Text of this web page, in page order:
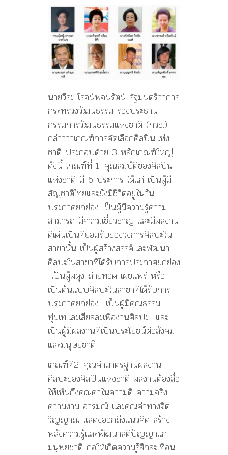
นายวีระ โรจน์พจนรัตน์ รัฐมนตรีว่าการ
กระทรวงวัฒนธรรม รองประธาน
กรรมการวัฒนธรรมแห่งชาติ (กวช.)
กล่าวว่าเกณฑ์การคัดเลือกศิลปินแห่ง
ชาติ ประกอบด้วย 3 หลักเกณฑ์ใหญ่
ดังนี้ เกณฑ์ที่ 1. คุณสมบัติของศิลปิน
แห่งชาติ มี 6 ประการ ได้แก่ เป็นผู้มี
สัญชาติไทยและยังมีชีวิตอยู่ในวัน
ประกาศยกย่อง เป็นผู้มีความรู้ความ
สามารถ มีความเชี่ยวชาญ และมีผลงาน
ดีเด่นเป็นที่ยอมรับของวงการศิลปะใน
สาขานั้น เป็นผู้สร้างสรรค์และพัฒนา
ศิลปะในสาขาที่ได้รับการประกาศยกย่อง
เป็นผู้ผดุง ถ่ายทอด เผยแพร่ หรือ
เป็นต้นแบบศิลปะในสาขาที่ได้รับการ
ประกาศยกย่อง เป็นผู้มีคุณธรรม
ทุ่มเทและเสียสละเพื่องานศิลปะ และ
เป็นผู้มีผลงานที่เป็นประโยชน์ต่อสังคม
และมนุษยชาติ
เกณฑ์ที่2. คุณค่ามาตรฐานผลงาน
ศิลปะของศิลปินแห่งชาติ ผลงานต้องสื่อ
ให้เห็นถึงคุณค่าในความดี ความจริง
ความงาม อารมณ์ และคุณค่าทางจิต
วิญญาณ แสดงออกถึงแนวคิด สร้าง
พลังความรู้และพัฒนาสติปัญญาแก่
มนุษยชาติ ก่อให้เกิดความรู้สึกสะเทือน